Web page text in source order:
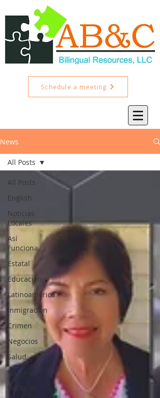
Schedule a meeting
News
All Posts
English
Noticias
Locales
Así
Funciona...
Estatal
Educación
Latinoamérica
Inmigración
Crimen
Negocios
Salud
Cultura
Deportes
All Posts